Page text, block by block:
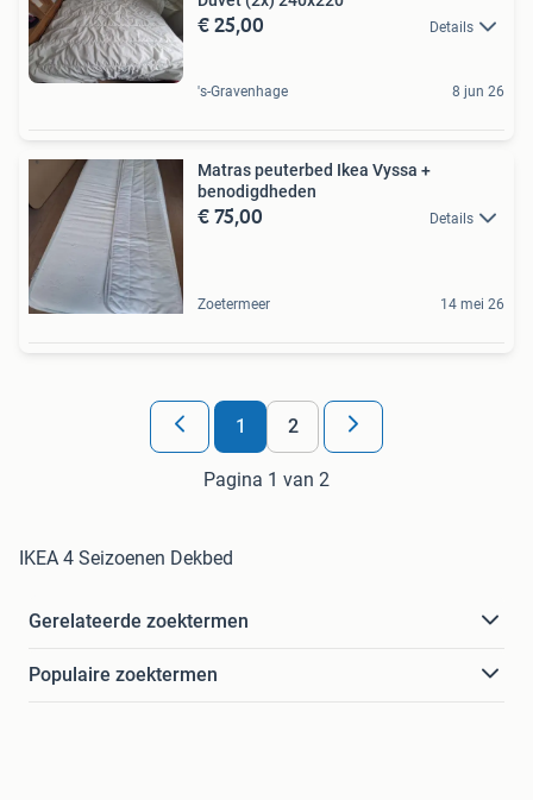
€ 25,00 Details
's-Gravenhage 8 jun 26
Matras peuterbed Ikea Vyssa +
benodigdheden
€ 75,00 Details
Zoetermeer 14 mei 26
1 2
Pagina 1 van 2
IKEA 4 Seizoenen Dekbed
Gerelateerde zoektermen
Populaire zoektermen